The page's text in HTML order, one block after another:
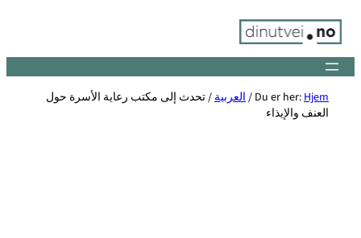
Skip
content
Du er her:Hjem
/العربية/تحدث إلى مكتب رعاية الأسرة حول
العنف والإيذاء